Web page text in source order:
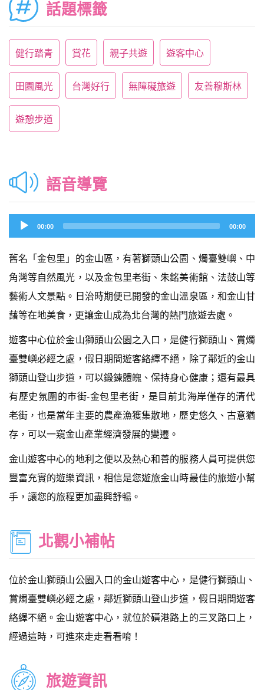
話題標籤
健行踏青 賞花 親子共遊 遊客中心
田園風光 台灣好行 無障礙旅遊 友善穆斯林
遊憩步道
語音導覽
Audio
Player
00:00 00:00
舊名「金包里」的金山區，有著獅頭山公園、燭臺雙嶼、中
角灣等自然風光，以及金包里老街、朱銘美術館、法鼓山等
藝術人文景點。日治時期便已開發的金山溫泉區，和金山甘
藷等在地美食，更讓金山成為北台灣的熱門旅遊去處。
遊客中心位於金山獅頭山公園之入口，是健行獅頭山、賞燭
臺雙嶼必經之處，假日期間遊客絡繹不絕，除了鄰近的金山
獅頭山登山步道，可以鍛鍊體魄、保持身心健康；還有最具
有歷史氛圍的巿街-金包里老街，是目前北海岸僅存的清代
老街，也是當年主要的農產漁獲集散地，歷史悠久、古意猶
存，可以一窺金山產業經濟發展的變遷。
金山遊客中心的地利之便以及熱心和善的服務人員可提供您
豐富充實的遊樂資訊，相信是您遊旅金山時最佳的旅遊小幫
手，讓您的旅程更加盡興舒暢。
北觀小補帖
位於金山獅頭山公園入口的金山遊客中心，是健行獅頭山、
賞燭臺雙嶼必經之處，鄰近獅頭山登山步道，假日期間遊客
絡繹不絕。金山遊客中心，就位於磺港路上的三叉路口上，
經過這時，可進來走走看看唷！
旅遊資訊